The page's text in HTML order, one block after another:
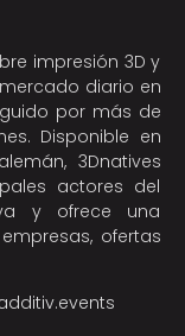
impresión 3D y
diario en
por más de
Disponible en
3Dnatives
actores del
y ofrece una
ofertas